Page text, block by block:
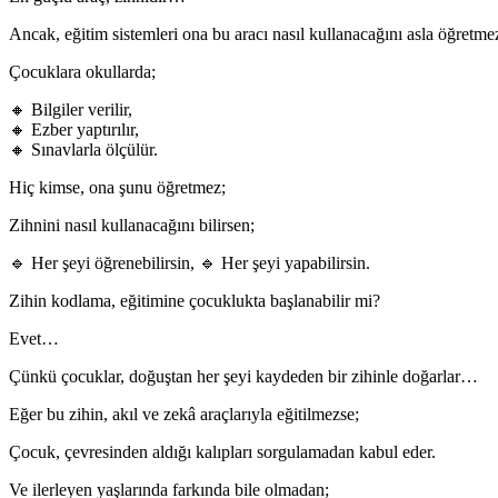
Ancak, eğitim sistemleri ona bu aracı nasıl kullanacağını asla
Çocuklara okullarda;
🔸 Bilgiler verilir,
🔸 Ezber yaptırılır,
🔸 Sınavlarla ölçülür.
Hiç kimse, ona şunu öğretmez;
Zihnini nasıl kullanacağını bilirsen;
🔹 Her şeyi öğrenebilirsin, 🔹 Her şeyi yapabilirsin.
Zihin kodlama, eğitimine çocuklukta başlanabilir mi?
Evet…
Çünkü çocuklar, doğuştan her şeyi kaydeden bir zihinle doğarlar…
Eğer bu zihin, akıl ve zekâ araçlarıyla eğitilmezse;
Çocuk, çevresinden aldığı kalıpları sorgulamadan kabul eder.
Ve ilerleyen yaşlarında farkında bile olmadan;